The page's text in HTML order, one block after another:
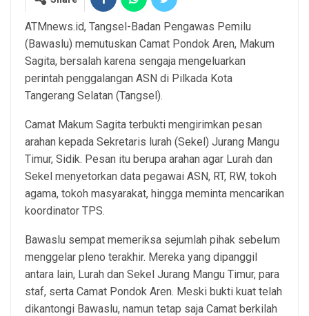
ATMnews.id, Tangsel-Badan Pengawas Pemilu
(Bawaslu) memutuskan Camat Pondok Aren, Makum
Sagita, bersalah karena sengaja mengeluarkan
perintah penggalangan ASN di Pilkada Kota
Tangerang Selatan (Tangsel).
Camat Makum Sagita terbukti mengirimkan pesan
arahan kepada Sekretaris lurah (Sekel) Jurang Mangu
Timur, Sidik. Pesan itu berupa arahan agar Lurah dan
Sekel menyetorkan data pegawai ASN, RT, RW, tokoh
agama, tokoh masyarakat, hingga meminta mencarikan
koordinator TPS.
Bawaslu sempat memeriksa sejumlah pihak sebelum
menggelar pleno terakhir. Mereka yang dipanggil
antara lain, Lurah dan Sekel Jurang Mangu Timur, para
staf, serta Camat Pondok Aren. Meski bukti kuat telah
dikantongi Bawaslu, namun tetap saja Camat berkilah